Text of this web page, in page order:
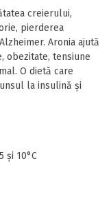
creierului,
pierderea
Aronia ajută
obezitate, tensiune
O dietă care
la insulină și
și 10°C